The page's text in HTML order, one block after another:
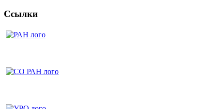
Ссылки